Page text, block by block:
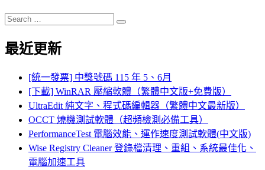
Search
for:
Search
最近更新
[統一發票] 中獎號碼 115 年 5、6月
[下載] WinRAR 壓縮軟體（繁體中文版+免費版）
UltraEdit 純文字、程式碼編輯器（繁體中文最新版）
OCCT 燒機測試軟體（超頻檢測必備工具）
PerformanceTest 電腦效能、運作速度測試軟體(中文版)
Wise Registry Cleaner 登錄檔清理、重組、系統最佳化、
電腦加速工具